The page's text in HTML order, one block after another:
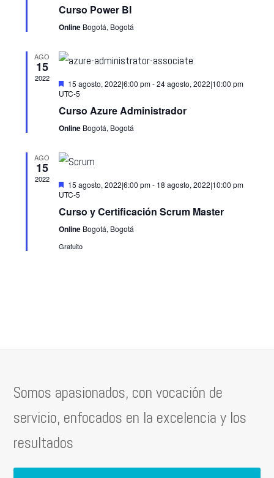
Curso Power BI
Online Bogotá, Bogotá
AGO
15
2022 Destacado
15 agosto, 2022|6:00 pm-24 agosto, 2022|10:00 pm
UTC-5
Curso Azure Administrador
Online Bogotá, Bogotá
AGO
15
2022 Destacado
15 agosto, 2022|6:00 pm- 18 agosto, 2022|10:00 pm
UTC-5
Curso y Certificación Scrum Master
Online Bogotá, Bogotá
Gratuito
Somos apasionados, con vocación de
servicio, enfocados en la excelencia y los
resultados